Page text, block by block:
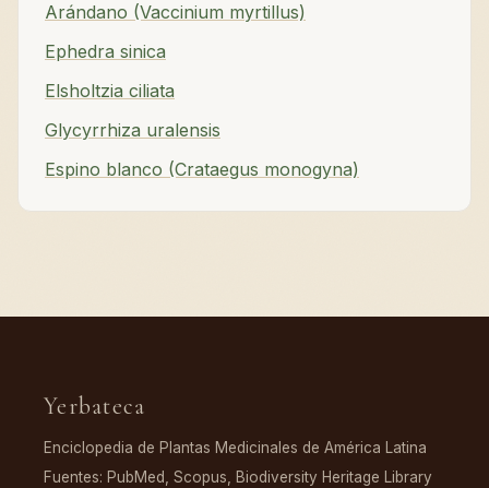
Arándano (Vaccinium myrtillus)
Ephedra sinica
Elsholtzia ciliata
Glycyrrhiza uralensis
Espino blanco (Crataegus monogyna)
Yerbateca
Enciclopedia de Plantas Medicinales de América Latina
Fuentes: PubMed, Scopus, Biodiversity Heritage Library